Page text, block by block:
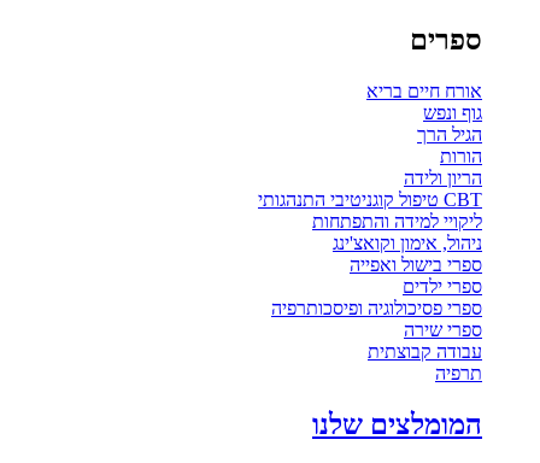
ספרים
אורח חיים בריא
גוף ונפש
הגיל הרך
הורות
הריון ולידה
CBT טיפול קוגניטיבי התנהגותי
ליקויי למידה והתפתחות
ניהול, אימון וקואצ'ינג
ספרי בישול ואפייה
ספרי ילדים
ספרי פסיכולוגיה ופיסכותרפיה
ספרי שירה
עבודה קבוצתית
תרפיה
המומלצים שלנו